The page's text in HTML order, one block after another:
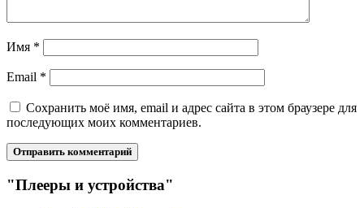
Имя *
Email *
Сохранить моё имя, email и адрес сайта в этом браузере для
последующих моих комментариев.
"Плееры и устройства"